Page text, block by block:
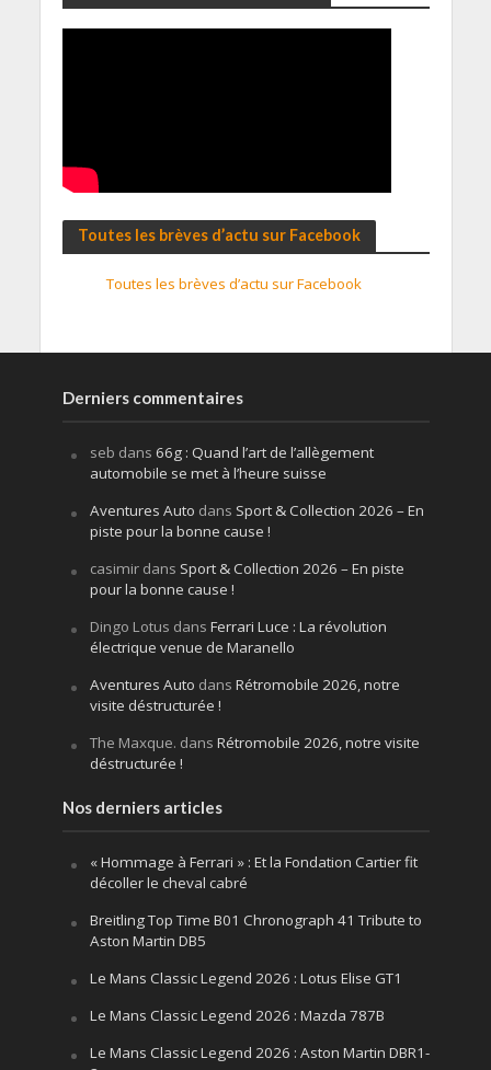
Toutes les brèves d’actu sur Facebook
Toutes les brèves d’actu sur Facebook
Derniers commentaires
seb dans 66g : Quand l’art de l’allègement
automobile se met à l’heure suisse
Aventures Auto dans Sport & Collection 2026 – En
piste pour la bonne cause !
casimirdans Sport & Collection 2026 – En piste
pour la bonne cause !
Dingo Lotus dans Ferrari Luce : La révolution
électrique venue de Maranello
Aventures Auto dans Rétromobile 2026, notre
visite déstructurée !
The Maxque. dans Rétromobile 2026, notre visite
déstructurée !
Nos derniers articles
« Hommage à Ferrari » : Et la Fondation Cartier fit
décoller le cheval cabré
Breitling Top Time B01 Chronograph 41 Tribute to
Aston Martin DB5
Le Mans Classic Legend 2026 : Lotus Elise GT1
Le Mans Classic Legend 2026 : Mazda 787B
Le Mans Classic Legend 2026 : Aston Martin DBR1-